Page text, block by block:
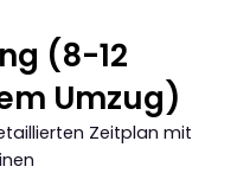
(8-12
Umzug)
Zeitplan mit